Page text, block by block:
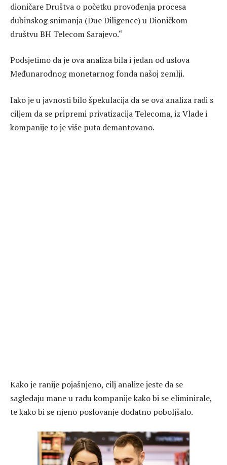
dioničare Društva o početku provođenja procesa
dubinskog snimanja (Due Diligence) u Dioničkom
društvu BH Telecom Sarajevo.“
Podsjetimo da je ova analiza bila i jedan od uslova
Međunarodnog monetarnog fonda našoj zemlji.
Iako je u javnosti bilo špekulacija da se ova analiza radi s
ciljem da se pripremi privatizacija Telecoma, iz Vlade i
kompanije to je više puta demantovano.
Kako je ranije pojašnjeno, cilj analize jeste da se
sagledaju mane u radu kompanije kako bi se eliminirale,
te kako bi se njeno poslovanje dodatno poboljšalo.